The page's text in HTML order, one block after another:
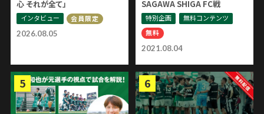
2026.08.05
心 それが全て」
インタビュー 会員限定
2021.08.04
SAGAWA SHIGA FC戦
特別企画
無料コンテンツ
無料